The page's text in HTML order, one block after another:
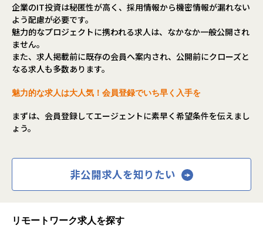
企業のIT投資は秘匿性が高く、採用情報から機密情報が漏れない
よう配慮が必要です。
魅力的なプロジェクトに携われる求人は、なかなか一般公開され
ません。
また、求人掲載前に既存の会員へ案内され、公開前にクローズと
なる求人も多数あります。
魅力的な求人は大人気！会員登録でいち早く入手を
まずは、会員登録してエージェントに素早く希望条件を伝えまし
ょう。
非公開求人を知りたい
リモートワーク求人を探す